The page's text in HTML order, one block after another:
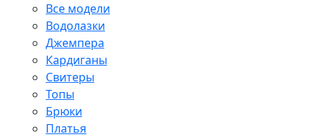
Все модели
Водолазки
Джемпера
Кардиганы
Свитеры
Топы
Брюки
Платья